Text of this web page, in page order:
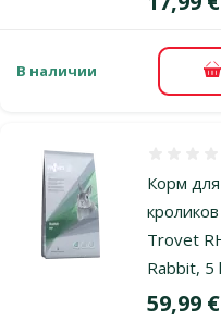
В наличии
Корм для
Trovet
Rabbit, 5
Цена
59,99 €